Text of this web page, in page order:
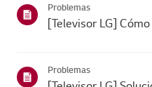
fu...
Problemas
[Televisor LG]
Problemas